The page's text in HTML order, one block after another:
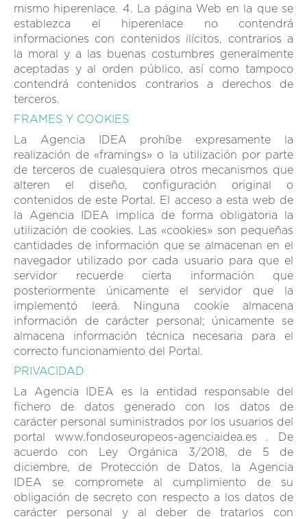
mismo hiperenlace. 4. La página Web en la que se
establezca el hiperenlace no contendrá
informaciones con contenidos ilícitos, contrarios a
la moral y a las buenas costumbres generalmente
aceptadas y al orden público, así como tampoco
contendrá contenidos contrarios a derechos de
terceros.
FRAMES Y COOKIES
La Agencia IDEA prohíbe expresamente la
realización de «framings» o la utilización por parte
de terceros de cualesquiera otros mecanismos que
alteren el diseño, configuración original o
contenidos de este Portal. El acceso a esta web de
la Agencia IDEA implica de forma obligatoria la
utilización de cookies. Las «cookies» son pequeñas
cantidades de información que se almacenan en el
navegador utilizado por cada usuario para que el
servidor recuerde cierta información que
posteriormente únicamente el servidor que la
implementó leerá. Ninguna cookie almacena
información de carácter personal; únicamente se
almacena información técnica necesaria para el
correcto funcionamiento del Portal.
PRIVACIDAD
La Agencia IDEA es la entidad responsable del
fichero de datos generado con los datos de
carácter personal suministrados por los usuarios del
portal www.fondoseuropeos-agenciaidea.es . De
acuerdo con Ley Orgánica 3/2018, de 5 de
diciembre, de Protección de Datos, la Agencia
IDEA se compromete al cumplimiento de su
obligación de secreto con respecto a los datos de
carácter personal y al deber de tratarlos con